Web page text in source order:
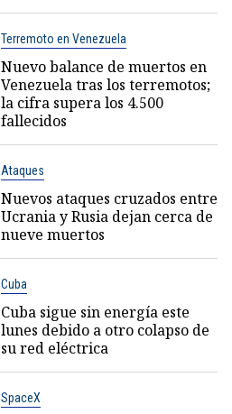
Terremoto en Venezuela
Nuevo balance de muertos en
Venezuela tras los terremotos;
la cifra supera los 4.500
fallecidos
Ataques
Nuevos ataques cruzados entre
Ucrania y Rusia dejan cerca de
nueve muertos
Cuba
Cuba sigue sin energía este
lunes debido a otro colapso de
su red eléctrica
SpaceX